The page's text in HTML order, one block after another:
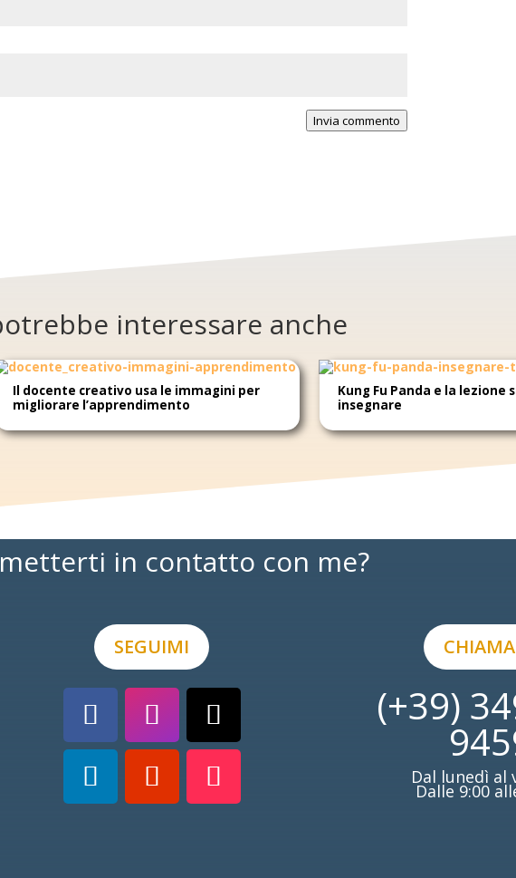
Invia commento
interessare anche
Il docente creativo usa le immagini per
migliorare l’apprendimento
Kung Fu Panda e la lezione
insegnare
in contatto con me?
SEGUIMI
(+39)
Dal lunedì al
Dalle 9:00